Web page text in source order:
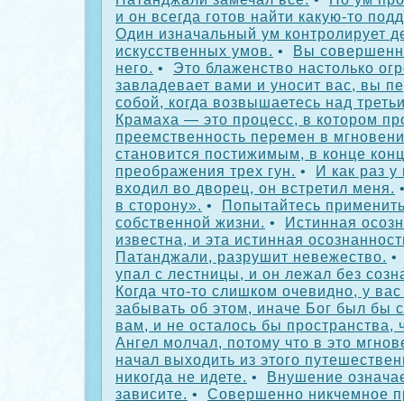
и он всегда готов найти какую-то
Один изначальный ум контролирует
искусственных умов. • Вы
него. • Это блаженство настолько
завладевает вами и уносит вас, вы
собой, когда возвышаетесь над
Крамаха — это процесс, в котором
преемственность перемен в
становится постижимым, в конце
преображения трех гун. • И как раз у
входил во дворец, он встретил меня.
в сторону». • Попытайтесь
собственной жизни. • Истинная
известна, и эта истинная
Патанджали, разрушит невежество.
упал с лестницы, и он лежал без
Когда что-то слишком очевидно, у
забывать об этом, иначе Бог был бы
вам, и не осталось бы пространства,
Ангел молчал, потому что в это
начал выходить из этого
никогда не идете. • Внушение
зависите. • Совершенно никчемное